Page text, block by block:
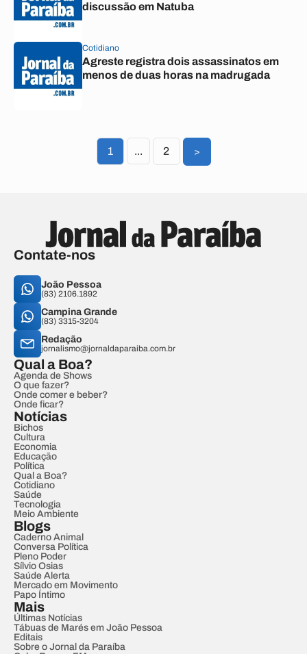
discussão em Natuba
Cotidiano
Agreste registra dois assassinatos em
menos de duas horas na madrugada
1 ... 2 >
Contate-nos
João Pessoa
(83) 2106.1892
Campina Grande
(83) 3315-3204
Redação
jornalismo@jornaldaparaiba.com.br
Qual a Boa?
Agenda de Shows
O que fazer?
Onde comer e beber?
Onde ficar?
Notícias
Bichos
Cultura
Economia
Educação
Política
Qual a Boa?
Cotidiano
Saúde
Tecnologia
Meio Ambiente
Blogs
Caderno Animal
Conversa Política
Pleno Poder
Sílvio Osias
Saúde Alerta
Mercado em Movimento
Papo Íntimo
Mais
Últimas Notícias
Tábuas de Marés em João Pessoa
Editais
Sobre o Jornal da Paraíba